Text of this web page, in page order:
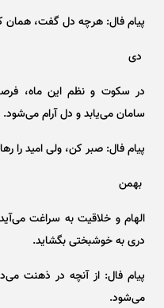
پیام فال: هرچه دل گفت، همان
دی
در سکوت و نظم این ماه،
سامان می‌یابد و دل آرام می‌شود.
پیام فال: صبر کن، ولی امید را
بهمن
الهام و خلاقیت به سراغت
دری به خوشبختی بگشاید.
پیام فال: از آنچه در ذهنت
می‌شود.